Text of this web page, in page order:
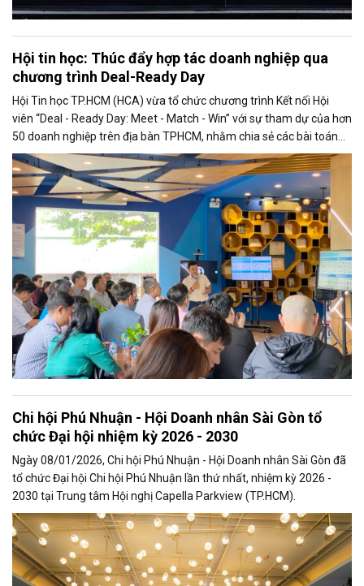
Hội tin học: Thúc đẩy hợp tác doanh nghiệp qua
chương trình Deal-Ready Day
Hội Tin học TP.HCM (HCA) vừa tổ chức chương trình Kết nối Hội
viên “Deal - Ready Day: Meet - Match - Win” với sự tham dự của hơn
50 doanh nghiệp trên địa bàn TPHCM, nhằm chia sẻ các bài toán
thực tiễn và kết nối nhu cầu hợp tác kinh doanh.
Chi hội Phú Nhuận - Hội Doanh nhân Sài Gòn tổ
chức Đại hội nhiệm kỳ 2026 - 2030
Ngày 08/01/2026, Chi hội Phú Nhuận - Hội Doanh nhân Sài Gòn đã
tổ chức Đại hội Chi hội Phú Nhuận lần thứ nhất, nhiệm kỳ 2026 -
2030 tại Trung tâm Hội nghị Capella Parkview (TP.HCM).